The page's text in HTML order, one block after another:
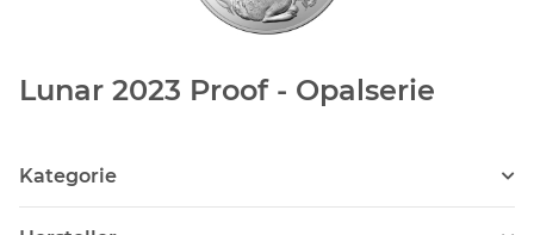
Lunar 2023 Proof - Opalserie
Kategorie